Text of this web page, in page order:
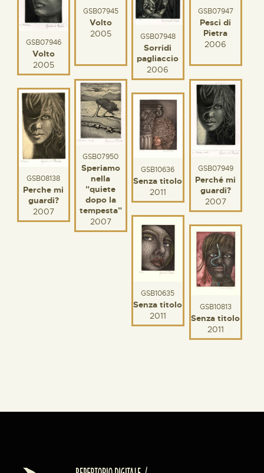
GSB07946
Volto
2005
GSB07945
Volto
2005
GSB07948
Sorridi
pagliaccio
2006
GSB07947
Pesci di
Pietra
2006
GSB07950
Speriamo
nella
"quiete
dopo la
tempesta"
2007
GSB07949
Perché mi
guardi?
2007
GSB08138
Perche mi
guardi?
2007
GSB10636
Senza titolo
2011
GSB10635
Senza titolo
2011
GSB10813
Senza titolo
2011